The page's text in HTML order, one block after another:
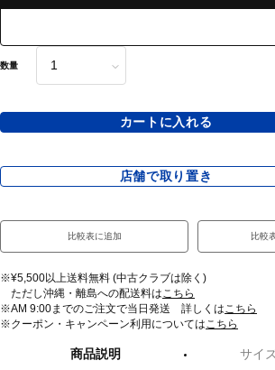
数量
カートに入れる
店舗で取り置き
比較表に追加 比較
※¥5,500以上送料無料 (中古クラブは除く)
ただし沖縄・離島への配送料はこちら
※AM 9:00までのご注文で当日発送 詳しくはこちら
※クーポン・キャンペーン利用についてはこちら
商品説明 サイ